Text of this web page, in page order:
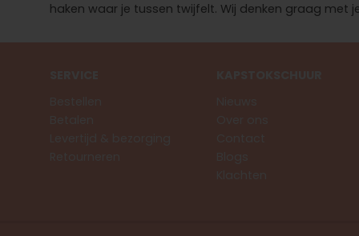
haken waar je tussen twijfelt. Wij denken graag met